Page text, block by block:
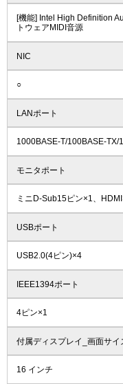
[機能] Intel High Definition
トウェアMIDI音源
NIC
○
LANポート
1000BASE-T/100BASE-TX/
モニタポート
ミニD-Sub15ピン×1、
USBポート
USB2.0(4ピン)×4
IEEE1394ポート
4ピン×1
付属ディスプレイ_画面サイ
16 インチ